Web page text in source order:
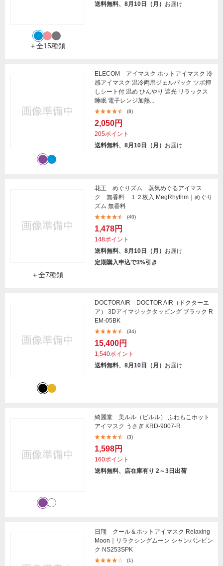
＋全15種類
送料無料、8月10日（月） お届け
ELECOM アイマスク ホットアイマスク 冷
感アイマスク 温冷両用ジェルパック ツボ押
しシート付 温め ひんやり 遮光 リラックス
睡眠 電子レンジ加熱...
(8)
2,050円
205ポイント
送料無料、8月10日（月） お届け
＋全7種類
花王 めぐりズム 蒸気めぐるアイマス
ク 無香料 １２枚入 MegRhythm｜めぐり
ズム 無香料
(40)
1,478円
148ポイント
送料無料、8月10日（月） お届け
定期購入申込で3%引き
DOCTORAIR DOCTOR AIR（ドクターエ
ア） 3Dアイマジックタッピング ブラック R
EM-05BK
(34)
15,400円
1,540ポイント
送料無料、8月10日（月） お届け
綺麗堂 美ルル（ビルル） ふわもこホット
アイマスク うさぎ KRD-9007-R
(3)
1,598円
160ポイント
送料無料、店在庫有り 2～3日出荷
日翔 クール＆ホットアイマスク Relaxing
Moon｜リラクシングムーン シャンパンピン
ク NS253SPK
(1)